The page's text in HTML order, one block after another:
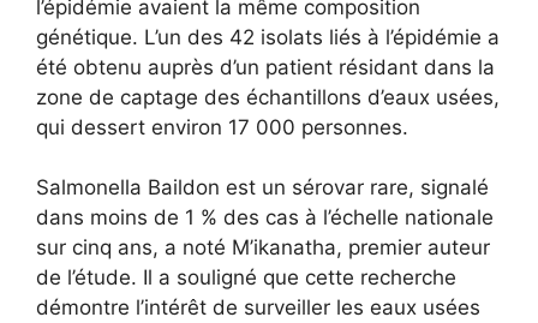
l’épidémie avaient la même composition
génétique. L’un des 42 isolats liés à l’épidémie a
été obtenu auprès d’un patient résidant dans la
zone de captage des échantillons d’eaux usées,
qui dessert environ 17 000 personnes.
Salmonella Baildon est un sérovar rare, signalé
dans moins de 1 % des cas à l’échelle nationale
sur cinq ans, a noté M’ikanatha, premier auteur
de l’étude. Il a souligné que cette recherche
démontre l’intérêt de surveiller les eaux usées